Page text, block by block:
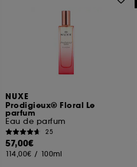
NUXE
Prodigieux® Floral Le
parfum
Eau de parfum
25
57,00€
114,00€ / 100ml